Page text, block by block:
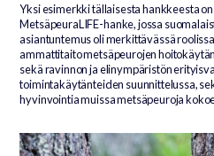
Yksi esimerkki tällaisesta hankkeesta
MetsäpeuraLIFE-hanke, jossa
asiantuntemus oli merkittävässä
ammattitaito metsäpeurojen
sekä ravinnon ja elinympäristön
toimintakäytänteiden suunnittelussa,
hyvinvointia muissa metsäpeuroja